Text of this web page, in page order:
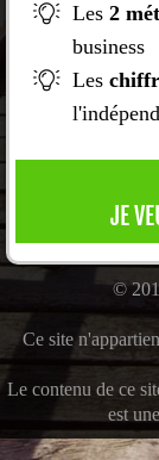
Les 2
business
Les
JE
©
Ce site
Le contenu de ce
est